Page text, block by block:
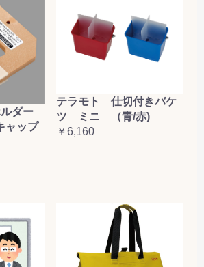
ダー
ャップ
テラモト 仕切付きバケ
ツ ミニ （青/赤)
￥6,160